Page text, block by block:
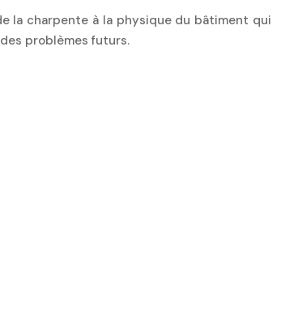
la charpente à la physique du bâtiment qui
problèmes futurs.